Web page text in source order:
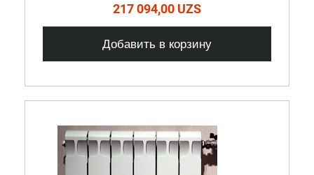
217 094,00 UZS
Добавить в корзину